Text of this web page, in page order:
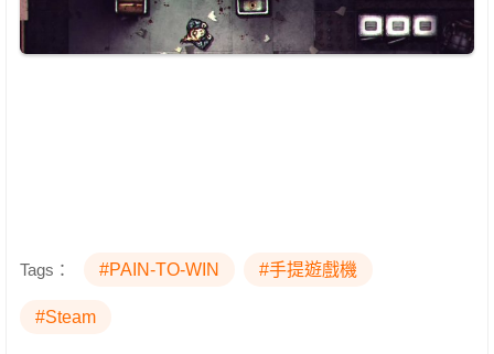
Tags： #PAIN-TO-WIN #手提遊戲機
#Steam